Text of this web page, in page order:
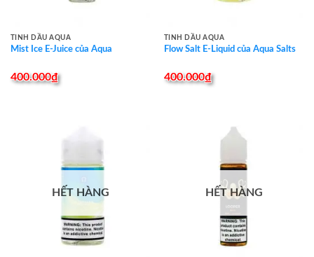
TINH DẦU AQUA
Mist Ice E-Juice của Aqua
400.000₫
TINH DẦU AQUA
Flow Salt E-Liquid của Aqua Salts
400.000₫
HẾT HÀNG HẾT HÀNG